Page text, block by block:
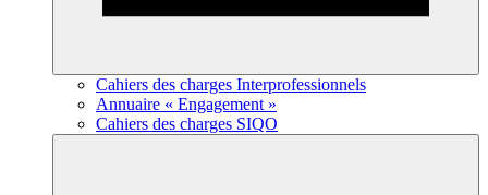
Cahiers des charges Interprofessionnels
Annuaire « Engagement »
Cahiers des charges SIQO